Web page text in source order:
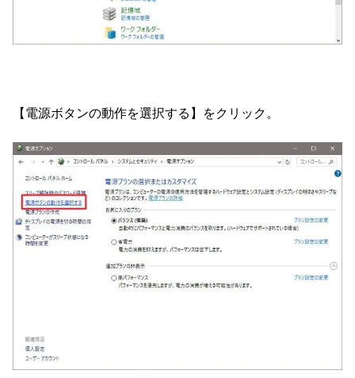
【電源ボタンの動作を選択する】をクリック。